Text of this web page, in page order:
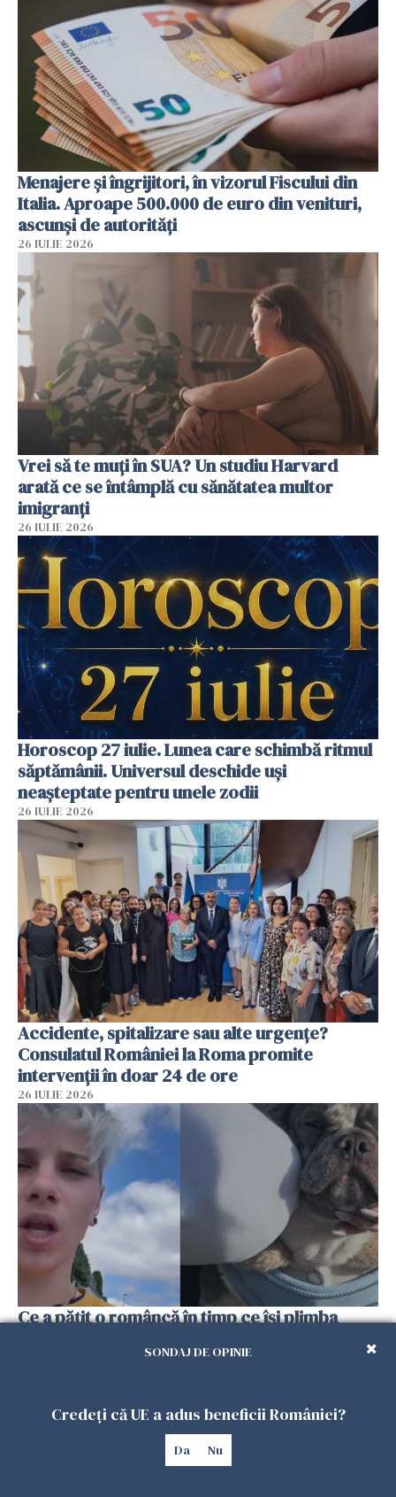
Menajere și îngrijitori, în vizorul Fiscului din
Italia. Aproape 500.000 de euro din venituri,
ascunși de autorități
26 IULIE 2026
Vrei să te muți în SUA? Un studiu Harvard
arată ce se întâmplă cu sănătatea multor
imigranți
26 IULIE 2026
Horoscop 27 iulie. Lunea care schimbă ritmul
săptămânii. Universul deschide uși
neașteptate pentru unele zodii
26 IULIE 2026
Accidente, spitalizare sau alte urgențe?
Consulatul României la Roma promite
intervenții în doar 24 de ore
26 IULIE 2026
Ce a pățit o româncă în timp ce își plimba
dezbateri aprinseSONDAJ DE OPINIE
Credeți că UE a adus beneficii României?
Da Nu